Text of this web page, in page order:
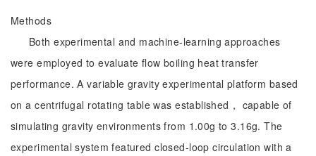
Methods
Both experimental and machine-learning approaches
were employed to evaluate flow boiling heat transfer
performance. A variable gravity experimental platform based
on a centrifugal rotating table was established， capable of
simulating gravity environments from 1.00g to 3.16g. The
experimental system featured closed-loop circulation with a